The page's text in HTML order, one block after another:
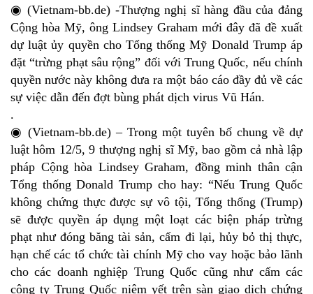
◉ (Vietnam-bb.de) -Thượng nghị sĩ hàng đầu của đảng
Cộng hòa Mỹ, ông Lindsey Graham mới đây đã đề xuất
dự luật ủy quyền cho Tổng thống Mỹ Donald Trump áp
đặt “trừng phạt sâu rộng” đối với Trung Quốc, nếu chính
quyền nước này không đưa ra một báo cáo đầy đủ về các
sự việc dẫn đến đợt bùng phát dịch virus Vũ Hán.
.
◉ (Vietnam-bb.de) – Trong một tuyên bố chung về dự
luật hôm 12/5, 9 thượng nghị sĩ Mỹ, bao gồm cả nhà lập
pháp Cộng hòa Lindsey Graham, đồng minh thân cận
Tổng thống Donald Trump cho hay: “Nếu Trung Quốc
không chứng thực được sự vô tội, Tổng thống (Trump)
sẽ được quyền áp dụng một loạt các biện pháp trừng
phạt như đóng băng tài sản, cấm đi lại, hủy bỏ thị thực,
hạn chế các tổ chức tài chính Mỹ cho vay hoặc bảo lãnh
cho các doanh nghiệp Trung Quốc cũng như cấm các
công ty Trung Quốc niêm yết trên sàn giao dịch chứng